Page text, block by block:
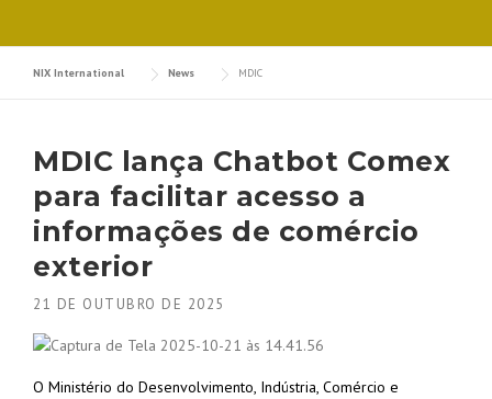
NIX International News MDIC
MDIC lança Chatbot Comex
para facilitar acesso a
informações de comércio
exterior
21 DE OUTUBRO DE 2025
O Ministério do Desenvolvimento, Indústria, Comércio e